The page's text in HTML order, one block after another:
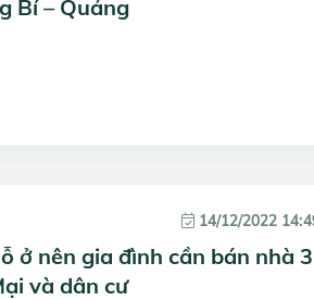
Bí – Quảng
14/12/2022
ở nên gia đình cần bán nhà 3
và dân cư